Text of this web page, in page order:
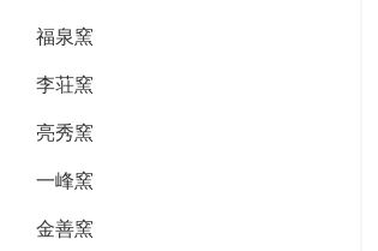
福泉窯
李荘窯
亮秀窯
一峰窯
金善窯